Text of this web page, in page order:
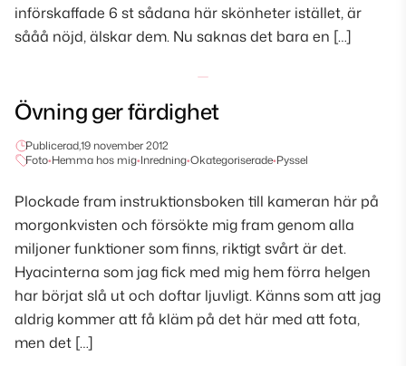
införskaffade 6 st sådana här skönheter istället, är
sååå nöjd, älskar dem. Nu saknas det bara en […]
Övning ger färdighet
Publicerad,19 november 2012
Foto•Hemma hos mig•Inredning•Okategoriserade•Pyssel
Plockade fram instruktionsboken till kameran här på
morgonkvisten och försökte mig fram genom alla
miljoner funktioner som finns, riktigt svårt är det.
Hyacinterna som jag fick med mig hem förra helgen
har börjat slå ut och doftar ljuvligt. Känns som att jag
aldrig kommer att få kläm på det här med att fota,
men det […]